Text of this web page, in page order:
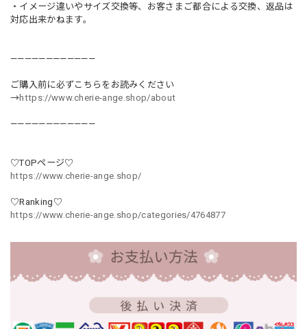
・イメージ違いやサイズ交換等、お客さまご都合による交換、返品は
対応出来かねます。
————————————
ご購入前に必ずこちらをお読みください
→https://www.cherie-ange.shop/about
————————————
♡TOPページ♡
https://www.cherie-ange.shop/
♡Ranking♡
https://www.cherie-ange.shop/categories/4764877